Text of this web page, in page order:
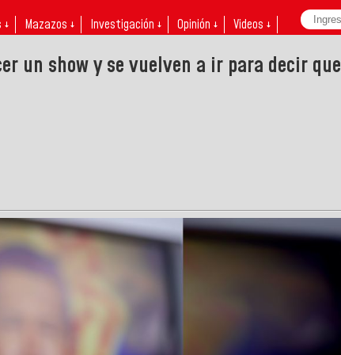
↓ Mazazos ↓ Investigación ↓ Opinión ↓ Videos ↓
un show y se vuelven a ir para decir que